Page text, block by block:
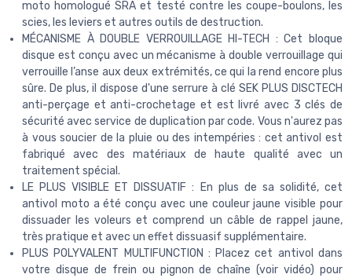
moto homologué SRA et testé contre les coupe-boulons, les
scies, les leviers et autres outils de destruction.
MÉCANISME À DOUBLE VERROUILLAGE HI-TECH : Cet bloque
disque est conçu avec un mécanisme à double verrouillage qui
verrouille l’anse aux deux extrémités, ce qui la rend encore plus
sûre. De plus, il dispose d'une serrure à clé SEK PLUS DISCTECH
anti-perçage et anti-crochetage et est livré avec 3 clés de
sécurité avec service de duplication par code. Vous n'aurez pas
à vous soucier de la pluie ou des intempéries : cet antivol est
fabriqué avec des matériaux de haute qualité avec un
traitement spécial.
LE PLUS VISIBLE ET DISSUATIF : En plus de sa solidité, cet
antivol moto a été conçu avec une couleur jaune visible pour
dissuader les voleurs et comprend un câble de rappel jaune,
très pratique et avec un effet dissuasif supplémentaire.
PLUS POLYVALENT MULTIFUNCTION : Placez cet antivol dans
votre disque de frein ou pignon de chaîne (voir vidéo) pour